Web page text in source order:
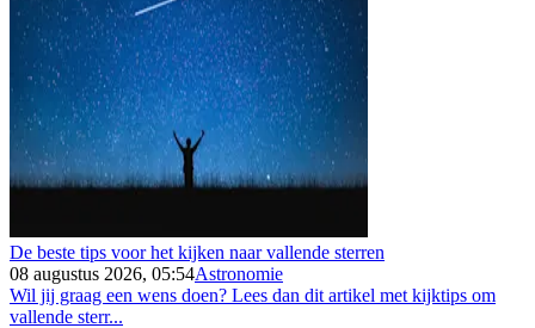
De beste tips voor het kijken naar vallende sterren
08 augustus 2026, 05:54Astronomie
Wil jij graag een wens doen? Lees dan dit artikel met kijktips om
vallende sterr...